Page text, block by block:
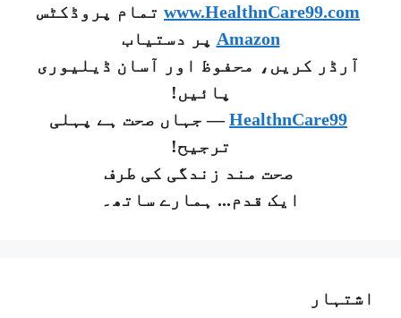
www.HealthnCare99.com تمام پروڈکٹس
Amazon پر دستیاب
آرڈر کریں، محفوظ اور آسان ڈیلیوری
پائیں!
HealthnCare99— جہاں صحت ہے پہلی
ترجیح!
صحت مند زندگی کی طرف
ایک قدم... ہمارے ساتھ۔
اشتہار